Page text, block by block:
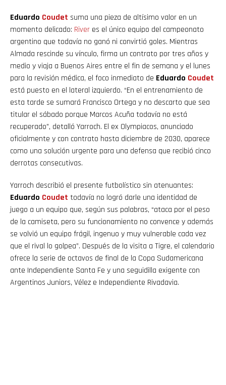
Eduardo Coudet suma una pieza de altísimo valor en un
momento delicado: River es el único equipo del campeonato
argentino que todavía no ganó ni convirtió goles. Mientras
Almada rescinde su vínculo, firma un contrato por tres años y
medio y viaja a Buenos Aires entre el fin de semana y el lunes
para la revisión médica, el foco inmediato de Eduardo Coudet
está puesto en el lateral izquierdo. “En el entrenamiento de
esta tarde se sumará Francisco Ortega y no descarto que sea
titular el sábado porque Marcos Acuña todavía no está
recuperado”, detalló Yarroch. El ex Olympiacos, anunciado
oficialmente y con contrato hasta diciembre de 2030, aparece
como una solución urgente para una defensa que recibió cinco
derrotas consecutivas.
Yarroch describió el presente futbolístico sin atenuantes:
Eduardo Coudet todavía no logró darle una identidad de
juego a un equipo que, según sus palabras, “ataca por el peso
de la camiseta, pero su funcionamiento no convence y además
se volvió un equipo frágil, ingenuo y muy vulnerable cada vez
que el rival lo golpea”. Después de la visita a Tigre, el calendario
ofrece la serie de octavos de final de la Copa Sudamericana
ante Independiente Santa Fe y una seguidilla exigente con
Argentinos Juniors, Vélez e Independiente Rivadavia.